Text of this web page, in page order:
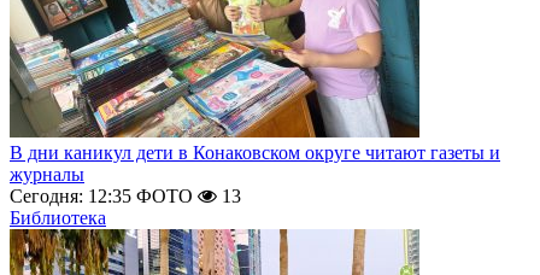
В дни каникул дети в Конаковском округе читают газеты и
журналы
Сегодня: 12:35 ФОТО
13
Библиотека